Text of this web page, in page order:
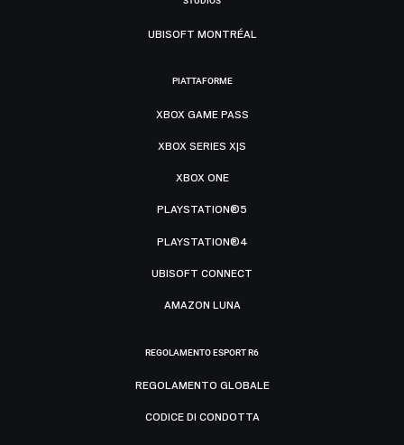
UBISOFT MONTRÉAL
PIATTAFORME
XBOX GAME PASS
XBOX SERIES X|S
XBOX ONE
PLAYSTATION®5
PLAYSTATION®4
UBISOFT CONNECT
AMAZON LUNA
REGOLAMENTO ESPORT R6
REGOLAMENTO GLOBALE
CODICE DI CONDOTTA